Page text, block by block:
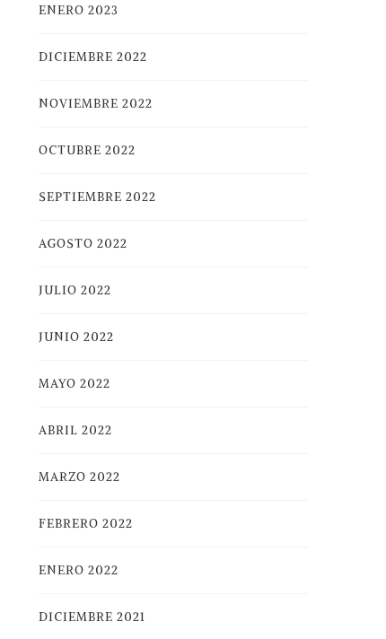
ENERO 2023
DICIEMBRE 2022
NOVIEMBRE 2022
OCTUBRE 2022
SEPTIEMBRE 2022
AGOSTO 2022
JULIO 2022
JUNIO 2022
MAYO 2022
ABRIL 2022
MARZO 2022
FEBRERO 2022
ENERO 2022
DICIEMBRE 2021